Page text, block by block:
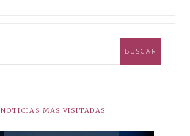
NOTICIAS MÁS VISITADAS